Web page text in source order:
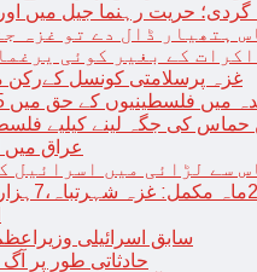
حریت رہنما جیل میں اور
ہتھیار ڈال دے تو غزہ
کے بغیر کوئی
غزہ پرسلامتی کونسل کےرکن
کے حق میں 5 قراردادیں منظور؛ امریکا غیر حاضر
کی جگہ لینے کیلیے
عراق میں
سے لڑائی میں اسرائیل
سابق اسرائیلی
حادثاتی طور پر